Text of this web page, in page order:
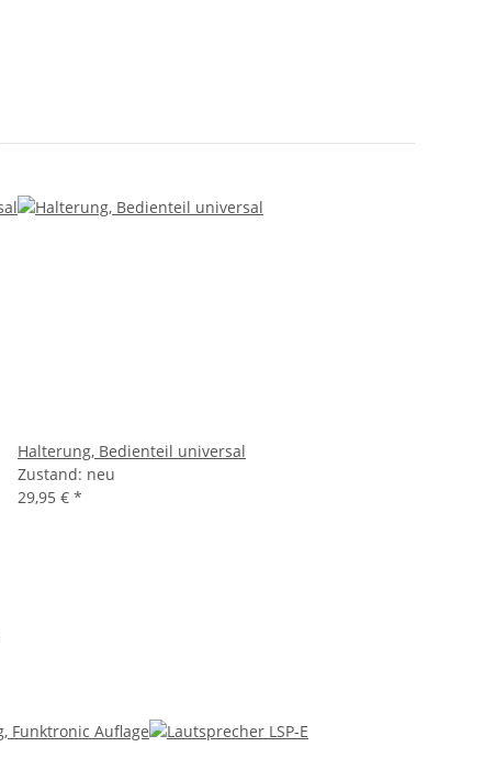
Halterung, Bedienteil universal
Zustand: neu
29,95 € *